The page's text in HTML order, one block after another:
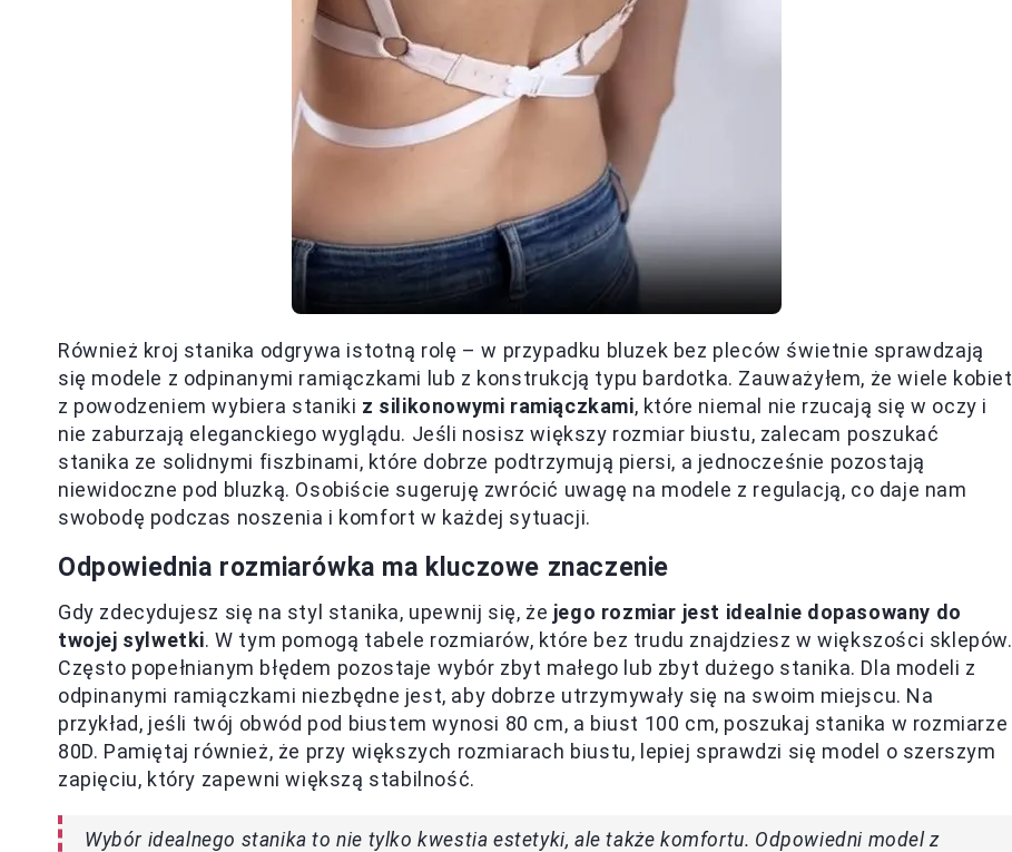
Również kroj stanika odgrywa istotną rolę – w przypadku bluzek bez pleców świetnie sprawdzają
się modele z odpinanymi ramiączkami lub z konstrukcją typu bardotka. Zauważyłem, że wiele kobiet
z powodzeniem wybiera staniki z silikonowymi ramiączkami, które niemal nie rzucają się w oczy i
nie zaburzają eleganckiego wyglądu. Jeśli nosisz większy rozmiar biustu, zalecam poszukać
stanika ze solidnymi fiszbinami, które dobrze podtrzymują piersi, a jednocześnie pozostają
niewidoczne pod bluzką. Osobiście sugeruję zwrócić uwagę na modele z regulacją, co daje nam
swobodę podczas noszenia i komfort w każdej sytuacji.
Odpowiednia rozmiarówka ma kluczowe znaczenie
Gdy zdecydujesz się na styl stanika, upewnij się, że jego rozmiar jest idealnie dopasowany do
twojej sylwetki. W tym pomogą tabele rozmiarów, które bez trudu znajdziesz w większości sklepów.
Często popełnianym błędem pozostaje wybór zbyt małego lub zbyt dużego stanika. Dla modeli z
odpinanymi ramiączkami niezbędne jest, aby dobrze utrzymywały się na swoim miejscu. Na
przykład, jeśli twój obwód pod biustem wynosi 80 cm, a biust 100 cm, poszukaj stanika w rozmiarze
80D. Pamiętaj również, że przy większych rozmiarach biustu, lepiej sprawdzi się model o szerszym
zapięciu, który zapewni większą stabilność.
Wybór idealnego stanika to nie tylko kwestia estetyki, ale także komfortu. Odpowiedni model z